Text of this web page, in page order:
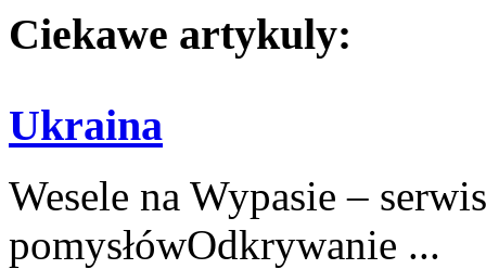
Ciekawe artykuly:
Ukraina
Wesele na Wypasie –
pomysłówOdkrywanie ...